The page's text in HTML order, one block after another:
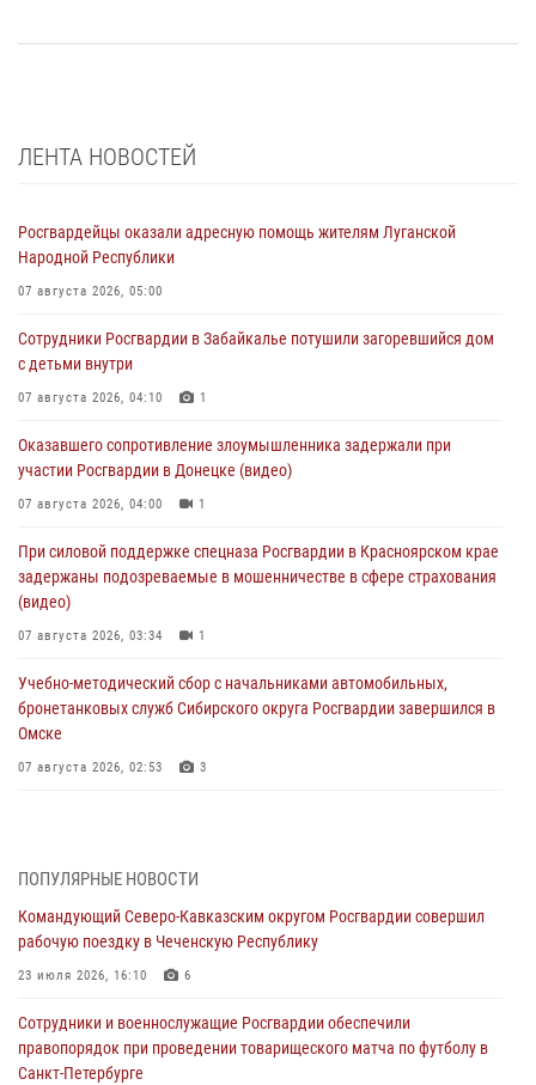
ЛЕНТА НОВОСТЕЙ
Росгвардейцы оказали адресную помощь жителям Луганской
Народной Республики
07 августа 2026, 05:00
Сотрудники Росгвардии в Забайкалье потушили загоревшийся дом
с детьми внутри
07 августа 2026, 04:10 1
Оказавшего сопротивление злоумышленника задержали при
участии Росгвардии в Донецке (видео)
07 августа 2026, 04:00 1
При силовой поддержке спецназа Росгвардии в Красноярском крае
задержаны подозреваемые в мошенничестве в сфере страхования
(видео)
07 августа 2026, 03:34 1
Учебно-методический сбор с начальниками автомобильных,
бронетанковых служб Сибирского округа Росгвардии завершился в
Омске
07 августа 2026, 02:53 3
В Нижнем Новгороде состоялось Всероссийское совещание-
семинар по вопросам развития вневедомственной охраны
06 августа 2026, 14:47 10 1
В Брянске сотрудники и военнослужащие Росгвардии почтили
ПОПУЛЯРНЫЕ НОВОСТИ
Командующий Северо-Кавказским округом Росгвардии совершил
рабочую поездку в Чеченскую Республику
23 июля 2026, 16:10 6
Сотрудники и военнослужащие Росгвардии обеспечили
правопорядок при проведении товарищеского матча по футболу в
Санкт-Петербурге